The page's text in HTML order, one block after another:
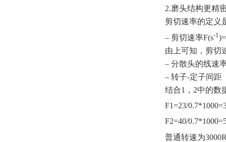
2.磨头结构更精
剪切速率的定义
– 剪切速率F(s-1
由上可知，剪切
– 分散头的线速
– 转子-定子间距
结合1，2中的数
F1=23/
F2=40/
普通转速为